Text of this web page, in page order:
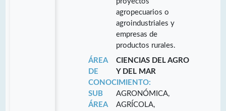
agropecuarios o
agroindustriales y
empresas de
productos rurales.
ÁREA
DE
CONOCIMIENTO:
CIENCIAS DEL AGRO
Y DEL MAR
SUB
ÁREA
AGRONÓMICA,
AGRÍCOLA,